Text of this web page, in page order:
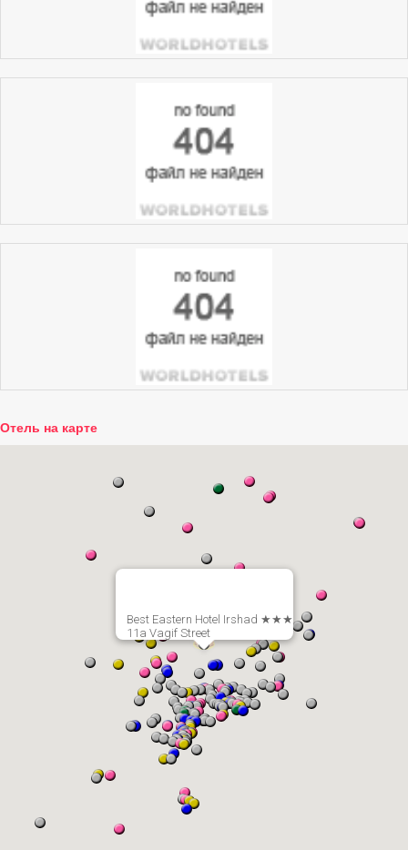
Отель на карте
Best Eastern Hotel Irshad ★★★
11a Vagif Street